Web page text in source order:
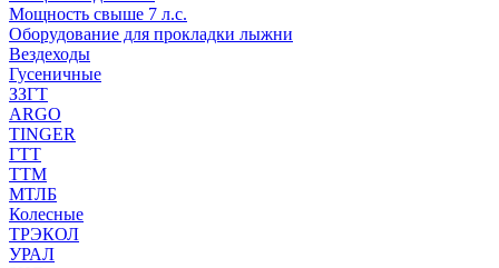
Мощность свыше 7 л.с.
Оборудование для прокладки лыжни
Вездеходы
Гусеничные
ЗЗГТ
ARGO
TINGER
ГТТ
ТТМ
МТЛБ
Колесные
ТРЭКОЛ
УРАЛ